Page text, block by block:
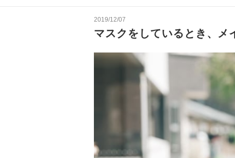
2019/12/07
マスクをしているとき、メ